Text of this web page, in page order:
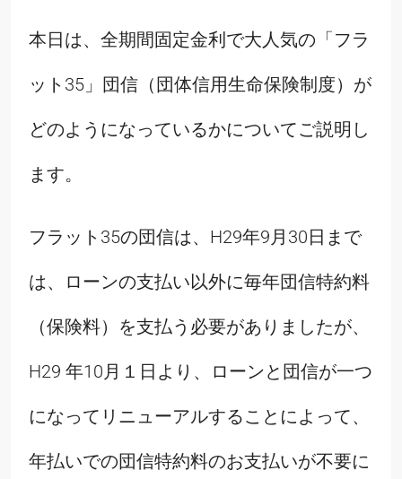
本日は、全期間固定金利で大人気の「フラ
ット35」団信（団体信用生命保険制度）が
どのようになっているかについてご説明し
ます。
フラット35の団信は、H29年9月30日まで
は、ローンの支払い以外に毎年団信特約料
（保険料）を支払う必要がありましたが、
H29 年10月１日より、ローンと団信が一つ
になってリニューアルすることによって、
年払いでの団信特約料のお支払いが不要に